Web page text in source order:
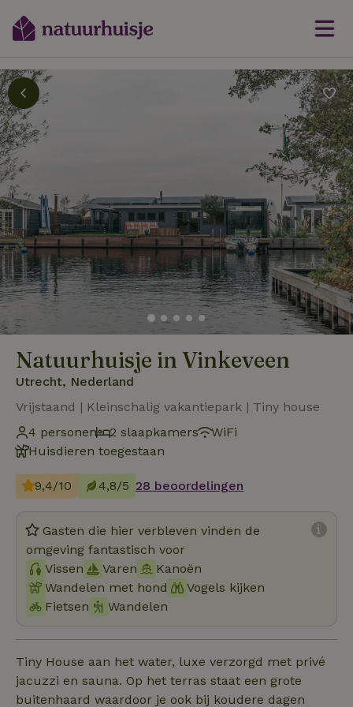
Natuurhuisje in Vinkeveen
Utrecht, Nederland
Vrijstaand | Kleinschalig vakantiepark | Tiny house
4 personen
2 slaapkamers
WiFi
Huisdieren toegestaan
9,4/10 4,8/5 28 beoordelingen
Gasten die hier verbleven vinden de
omgeving fantastisch voor
Vissen
Varen
Kanoën
Wandelen met hond
Vogels kijken
Fietsen
Wandelen
Tiny House aan het water, luxe verzorgd met privé
jacuzzi en sauna. Op het terras staat een grote
buitenhaard waardoor je ook bij koudere dagen